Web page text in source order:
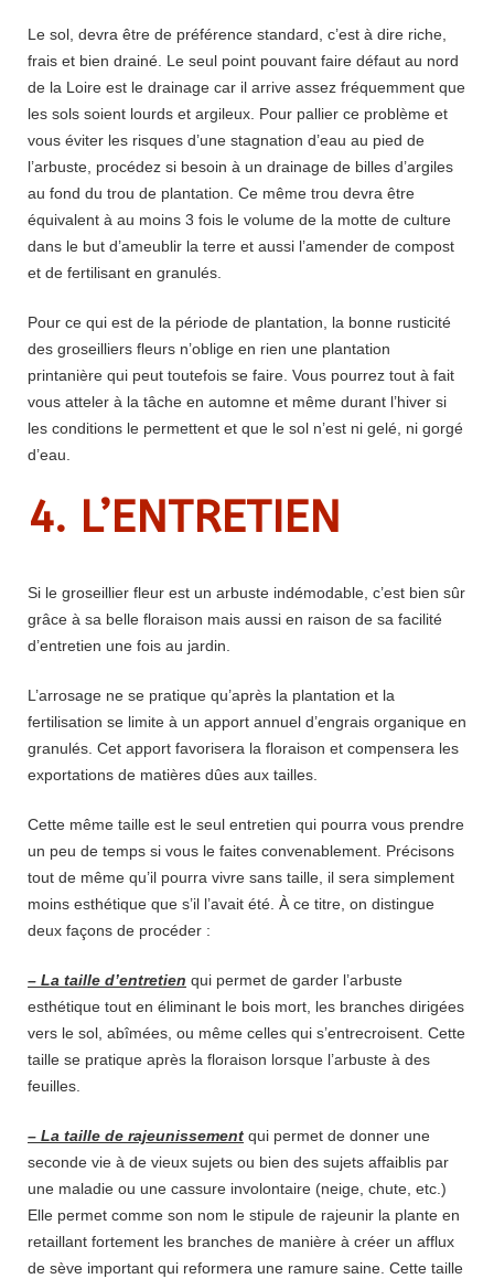
Le sol, devra être de préférence standard, c’est à dire riche,
frais et bien drainé. Le seul point pouvant faire défaut au nord
de la Loire est le drainage car il arrive assez fréquemment que
les sols soient lourds et argileux. Pour pallier ce problème et
vous éviter les risques d’une stagnation d’eau au pied de
l’arbuste, procédez si besoin à un drainage de billes d’argiles
au fond du trou de plantation. Ce même trou devra être
équivalent à au moins 3 fois le volume de la motte de culture
dans le but d’ameublir la terre et aussi l’amender de compost
et de fertilisant en granulés.
Pour ce qui est de la période de plantation, la bonne rusticité
des groseilliers fleurs n’oblige en rien une plantation
printanière qui peut toutefois se faire. Vous pourrez tout à fait
vous atteler à la tâche en automne et même durant l’hiver si
les conditions le permettent et que le sol n’est ni gelé, ni gorgé
d’eau.
4. L’ENTRETIEN
Si le groseillier fleur est un arbuste indémodable, c’est bien sûr
grâce à sa belle floraison mais aussi en raison de sa facilité
d’entretien une fois au jardin.
L’arrosage ne se pratique qu’après la plantation et la
fertilisation se limite à un apport annuel d’engrais organique en
granulés. Cet apport favorisera la floraison et compensera les
exportations de matières dûes aux tailles.
Cette même taille est le seul entretien qui pourra vous prendre
un peu de temps si vous le faites convenablement. Précisons
tout de même qu’il pourra vivre sans taille, il sera simplement
moins esthétique que s’il l’avait été. À ce titre, on distingue
deux façons de procéder :
– La taille d’entretien qui permet de garder l’arbuste
esthétique tout en éliminant le bois mort, les branches dirigées
vers le sol, abîmées, ou même celles qui s’entrecroisent. Cette
taille se pratique après la floraison lorsque l’arbuste à des
feuilles.
– La taille de rajeunissement qui permet de donner une
seconde vie à de vieux sujets ou bien des sujets affaiblis par
une maladie ou une cassure involontaire (neige, chute, etc.)
Elle permet comme son nom le stipule de rajeunir la plante en
retaillant fortement les branches de manière à créer un afflux
de sève important qui reformera une ramure saine. Cette taille